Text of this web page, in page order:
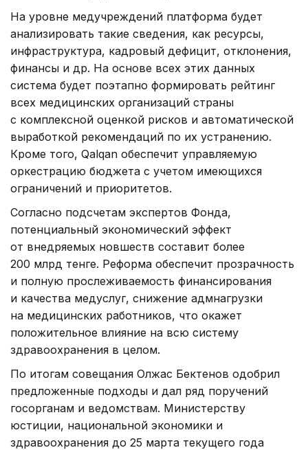
На уровне медучреждений платформа будет
анализировать такие сведения, как ресурсы,
инфраструктура, кадровый дефицит, отклонения,
финансы и др. На основе всех этих данных
система будет поэтапно формировать рейтинг
всех медицинских организаций страны
с комплексной оценкой рисков и автоматической
выработкой рекомендаций по их устранению.
Кроме того, Qalqan обеспечит управляемую
оркестрацию бюджета с учетом имеющихся
ограничений и приоритетов.
Согласно подсчетам экспертов Фонда,
потенциальный экономический эффект
от внедряемых новшеств составит более
200 млрд тенге. Реформа обеспечит прозрачность
и полную прослеживаемость финансирования
и качества медуслуг, снижение адмнагрузки
на медицинских работников, что окажет
положительное влияние на всю систему
здравоохранения в целом.
По итогам совещания Олжас Бектенов одобрил
предложенные подходы и дал ряд поручений
госорганам и ведомствам. Министерству
юстиции, национальной экономики и
здравоохранения до 25 марта текущего года